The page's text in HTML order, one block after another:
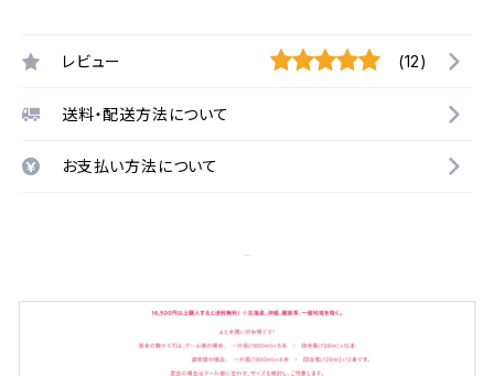
レビュー (12)
送料・配送方法について
お支払い方法について